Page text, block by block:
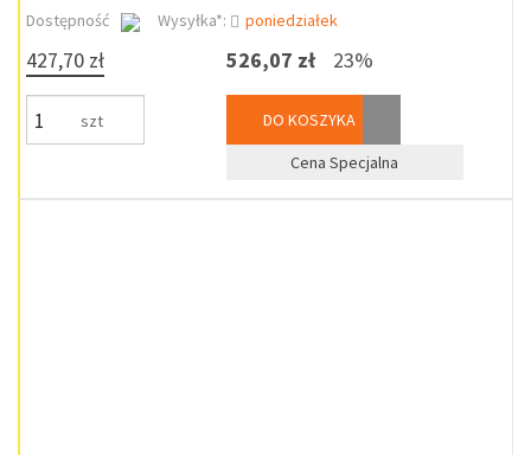
Dostępność
Wysyłka*: poniedziałek
427,70 zł
szt
526,07 zł 23%
DO KOSZYKA
Cena Specjalna